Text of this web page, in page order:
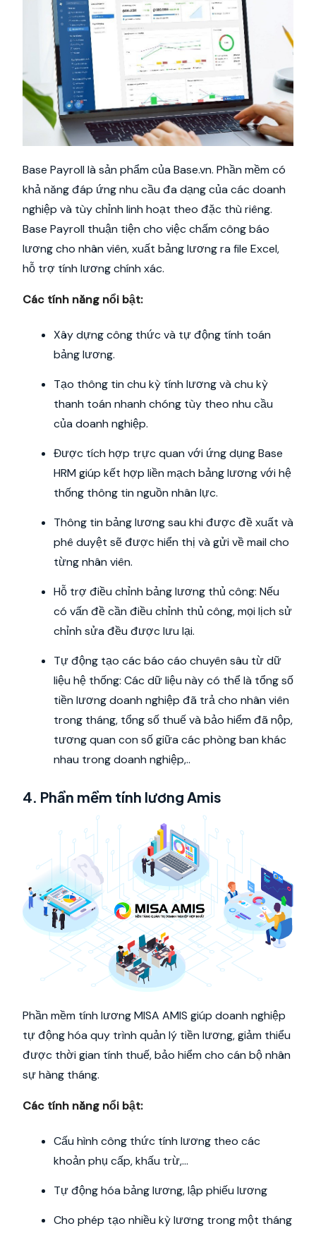
Base Payroll là sản phẩm của Base.vn. Phần mềm có
khả năng đáp ứng nhu cầu đa dạng của các doanh
nghiệp và tùy chỉnh linh hoạt theo đặc thù riêng.
Base Payroll thuận tiện cho việc chấm công báo
lương cho nhân viên, xuất bảng lương ra file Excel,
hỗ trợ tính lương chính xác.
Các tính năng nổi bật:
Xây dựng công thức và tự động tính toán
bảng lương.
Tạo thông tin chu kỳ tính lương và chu kỳ
thanh toán nhanh chóng tùy theo nhu cầu
của doanh nghiệp.
Được tích hợp trực quan với ứng dụng Base
HRM giúp kết hợp liền mạch bảng lương với hệ
thống thông tin nguồn nhân lực.
Thông tin bảng lương sau khi được đề xuất và
phê duyệt sẽ được hiển thị và gửi về mail cho
từng nhân viên.
Hỗ trợ điều chỉnh bảng lương thủ công: Nếu
có vấn đề cần điều chỉnh thủ công, mọi lịch sử
chỉnh sửa đều được lưu lại.
Tự động tạo các báo cáo chuyên sâu từ dữ
liệu hệ thống: Các dữ liệu này có thể là tổng số
tiền lương doanh nghiệp đã trả cho nhân viên
trong tháng, tổng số thuế và bảo hiểm đã nộp,
tương quan con số giữa các phòng ban khác
nhau trong doanh nghiệp,..
4. Phần mềm tính lương Amis
Phần mềm tính lương MISA AMIS giúp doanh nghiệp
tự động hóa quy trình quản lý tiền lương, giảm thiểu
được thời gian tính thuế, bảo hiểm cho cán bộ nhân
sự hàng tháng.
Các tính năng nổi bật:
Cấu hình công thức tính lương theo các
khoản phụ cấp, khấu trừ,…
Tự động hóa bảng lương, lập phiếu lương
Cho phép tạo nhiều kỳ lương trong một tháng